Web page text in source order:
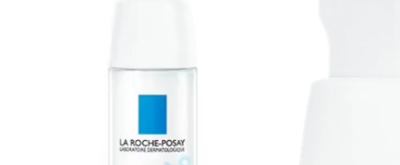
Piroctone Olamine - antimikrobiell beskyttelse
Forebygger tilbakevendende hudproblemer